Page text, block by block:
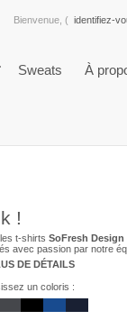
Bienvenue, ( identifiez-
Sweats À
!
t-shirts SoFresh Design
avec passion par notre
DE DÉTAILS
un coloris :